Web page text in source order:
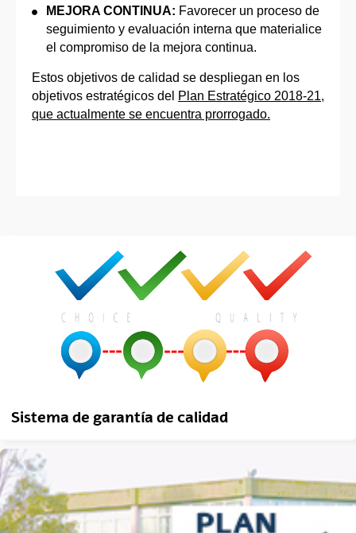
MEJORA CONTINUA: Favorecer un proceso de
seguimiento y evaluación interna que materialice
el compromiso de la mejora continua.
Estos objetivos de calidad se despliegan en los
objetivos estratégicos del Plan Estratégico 2018-21,
que actualmente se encuentra prorrogado.
Sistema de garantía de calidad